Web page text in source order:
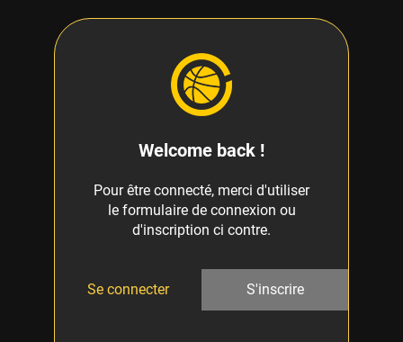
Welcome back !
Pour être connecté, merci d'utiliser
le formulaire de connexion ou
d'inscription ci contre.
Se connecter S'inscrire